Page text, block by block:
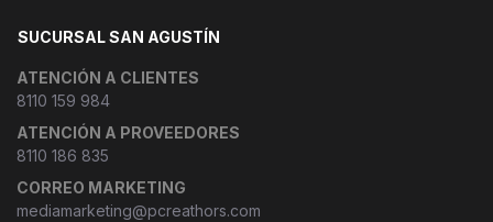
SUCURSAL SAN AGUSTÍN
ATENCIÓN A CLIENTES
8110 159 984
ATENCIÓN A PROVEEDORES
8110 186 835
CORREO MARKETING
mediamarketing@pcreathors.com